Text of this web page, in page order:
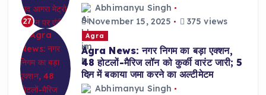
27
Abhimanyu Singh
November 15, 2025
375 views
Agra
Agra News: नगर निगम का बड़ा एक्शन,
48 होटलों-मैरिज लॉन को कुर्की वारंट जारी; 5
दिन में बकाया जमा करने का अल्टीमेटम
Abhimanyu Singh